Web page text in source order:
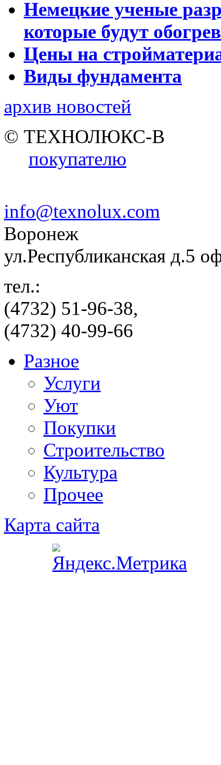
Немецкие ученые
которые будут
Цены на
Виды фундамента
архив новостей
© ТЕХНОЛЮКС-В
покупателю
info@texnolux.com
Воронеж
ул.Республиканская д.5
тел.:
(4732) 51-96-38,
(4732) 40-99-66
Разное
Услуги
Уют
Покупки
Строительство
Культура
Прочее
Карта сайта